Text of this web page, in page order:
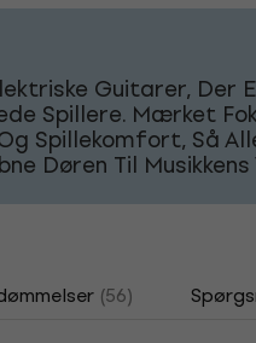
Guitarer, Der
Spillere. Mærket
Spillekomfort, Så
Døren Til Musikkens
(56)